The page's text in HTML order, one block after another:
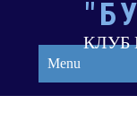
КЛУБ
Menu